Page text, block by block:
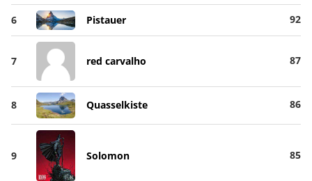
6 Pistauer 92
7 red carvalho 87
8 Quasselkiste 86
9 Solomon 85